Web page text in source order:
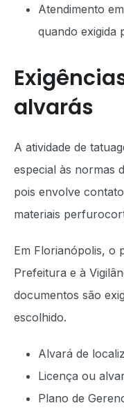
Atendimento
quando exigida
alvarás
A atividade de
especial às normas
pois envolve
materiais
Em Florianópolis, o
Prefeitura e à
documentos são
escolhido.
Alvará de
Licença ou
Plano de